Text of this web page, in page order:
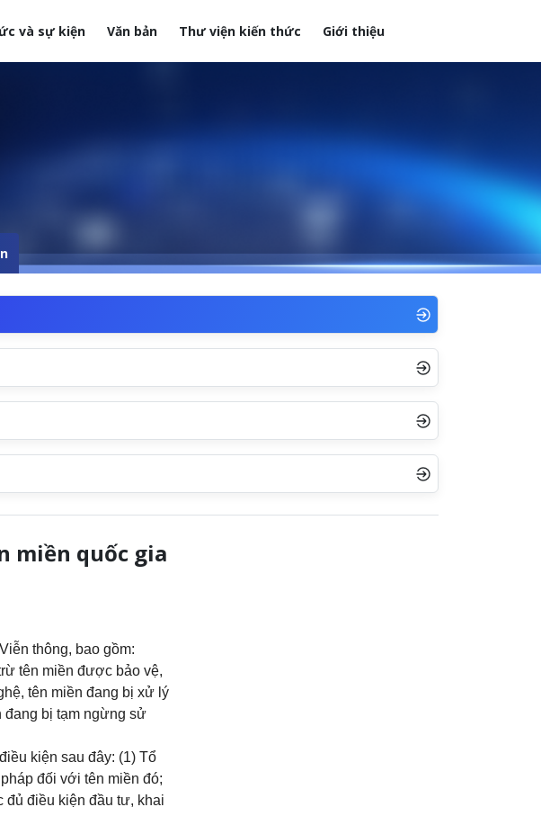
và sự kiện Văn bản Thư viện kiến thức Giới thiệu
miền quốc gia
thông, bao gồm:
tên miền được bảo vệ,
tên miền đang bị xử lý
đang bị tạm ngừng sử
kiện sau đây: (1) Tổ
đối với tên miền đó;
đủ điều kiện đầu tư, khai